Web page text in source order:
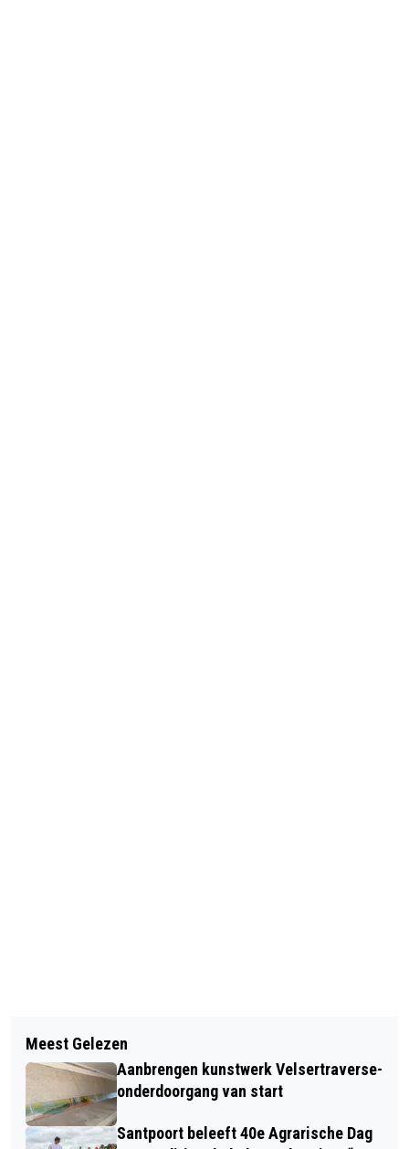
ONWEERSBUIEN, HAGEL EN
WINDSTOTEN: MAANDAG CODE GEEL
VERWACHT
SLACHTOFFERS RAZZIA 16 APRIL
1944 HERDACHT
Meest Gelezen
Aanbrengen kunstwerk Velsertraverse-
onderdoorgang van start
Santpoort beleeft 40e Agrarische Dag